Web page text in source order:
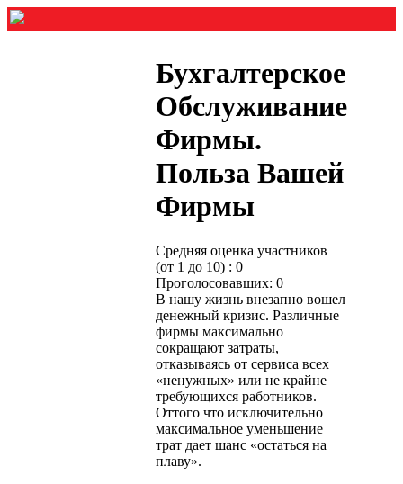
Бухгалтерское
Обслуживание
Фирмы.
Польза Вашей
Фирмы
Средняя оценка участников
(от 1 до 10) : 0
Проголосовавших: 0
В нашу жизнь внезапно вошел
денежный кризис. Различные
фирмы максимально
сокращают затраты,
отказываясь от сервиса всех
«ненужных» или не крайне
требующихся работников.
Оттого что исключительно
максимальное уменьшение
трат дает шанс «остаться на
плаву».